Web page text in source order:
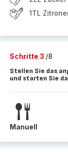
1TL
Schritte 3 /8
Stellen Sie das
und starten Sie
Manuell